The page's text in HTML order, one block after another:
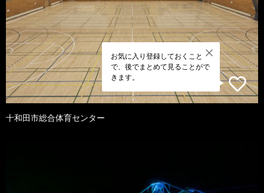
お気に入り登録しておくこと
で、後でまとめて見ることがで
きます。
十和田市総合体育センター